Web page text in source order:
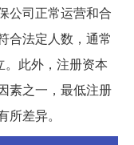
公司正常运营和合
合法定人数，通常
此外，注册资本
素之一，最低注册
差异。